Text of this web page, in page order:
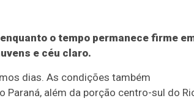
o tempo permanece firme
e céu claro.
dias. As condições também
além da porção centro-sul do